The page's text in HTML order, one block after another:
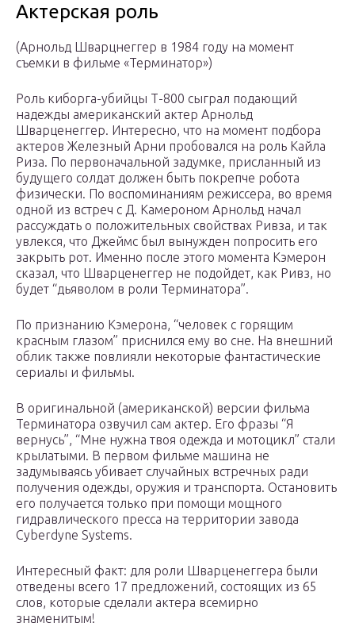
Актерская роль
(Арнольд Шварцнеггер в 1984 году на момент
съемки в фильме «Терминатор»)
Роль киборга-убийцы Т-800 сыграл подающий
надежды американский актер Арнольд
Шварценеггер. Интересно, что на момент подбора
актеров Железный Арни пробовался на роль Кайла
Риза. По первоначальной задумке, присланный из
будущего солдат должен быть покрепче робота
физически. По воспоминаниям режиссера, во время
одной из встреч с Д. Камероном Арнольд начал
рассуждать о положительных свойствах Ривза, и так
увлекся, что Джеймс был вынужден попросить его
закрыть рот. Именно после этого момента Кэмерон
сказал, что Шварценеггер не подойдет, как Ривз, но
будет “дьяволом в роли Терминатора”.
По признанию Кэмерона, “человек с горящим
красным глазом” приснился ему во сне. На внешний
облик также повлияли некоторые фантастические
сериалы и фильмы.
В оригинальной (американской) версии фильма
Терминатора озвучил сам актер. Его фразы “Я
вернусь”, “Мне нужна твоя одежда и мотоцикл” стали
крылатыми. В первом фильме машина не
задумываясь убивает случайных встречных ради
получения одежды, оружия и транспорта. Остановить
его получается только при помощи мощного
гидравлического пресса на территории завода
Cyberdyne Systems.
Интересный факт: для роли Шварценеггера были
отведены всего 17 предложений, состоящих из 65
слов, которые сделали актера всемирно
знаменитым!